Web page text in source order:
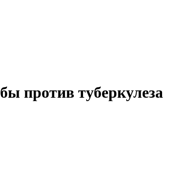
против туберкулеза